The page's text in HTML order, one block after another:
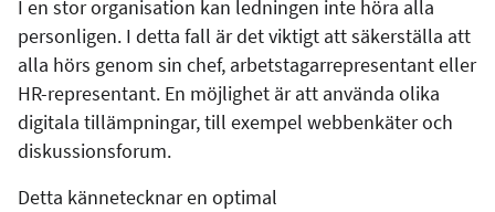
I en stor organisation kan ledningen inte höra alla
personligen. I detta fall är det viktigt att säkerställa att
alla hörs genom sin chef, arbetstagarrepresentant eller
HR-representant. En möjlighet är att använda olika
digitala tillämpningar, till exempel webbenkäter och
diskussionsforum.
Detta kännetecknar en optimal